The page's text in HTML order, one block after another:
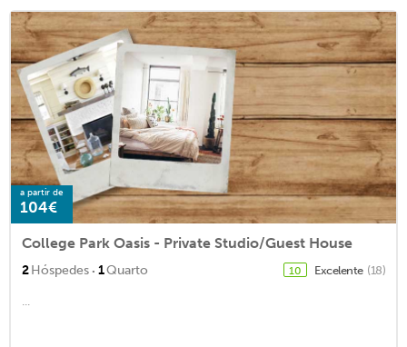
a partir de
104€
College Park Oasis - Private Studio/Guest House
2Hóspedes · 1Quarto 10 Excelente (18)
...